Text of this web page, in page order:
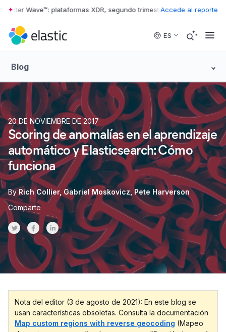
Skip to main content
Wave™: plataformas XDR, segundo trimestre de 2026 • The
Accede al reporte
ES
Blog
20 DE NOVIEMBRE DE 2017
Scoring de anomalías en el aprendizaje
automático y Elasticsearch: Cómo
funciona
By Rich Collier Gabriel Moskovicz Pete Harverson
Comparte
Share on Twitter
Share on Facebook
Share on LinkedInr
Nota del editor (3 de agosto de 2021): En este blog se
usan características obsoletas. Consulta la documentación
Map custom regions with reverse geocoding (Mapeo